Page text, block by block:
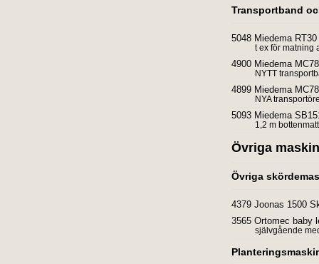
Transportband
5048 Miedema
t ex för matning
4900 Miedema
NYTT
4899 Miedema
NYA
5093 Miedema
1,2 m
Övriga
Övriga
4379 Joonas 1500
3565 Ortomec baby
självgående